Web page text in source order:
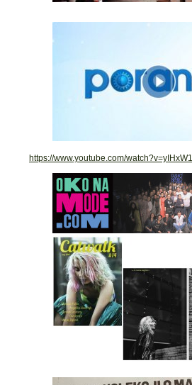
https://www.youtube.com/